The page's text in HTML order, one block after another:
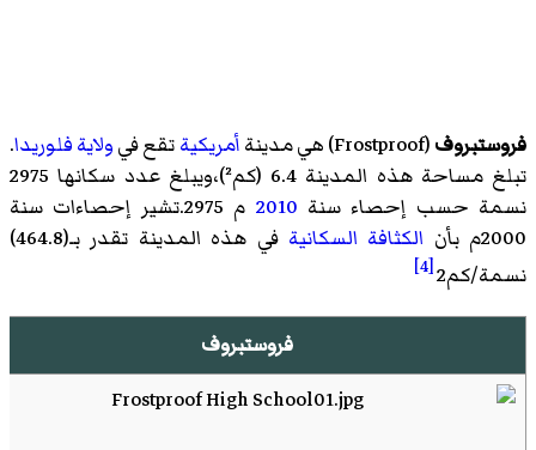
فروستبروف(
Frostproof)‏ هي مدينةأمريكيةتقع فيولاية فلوريدا.
تبلغ مساحة هذه المدينة 6.4 (كم²)،ويبلغ عدد سكانها 2975
نسمة حسب إحصاء سنة 2010
م 2975.تشير إحصاءات سنة
2000م بأن
الكثافة السكانية
في هذه المدينة تقدر بـ(464.8)
نسمة/كم2 [4]
فروستبروف